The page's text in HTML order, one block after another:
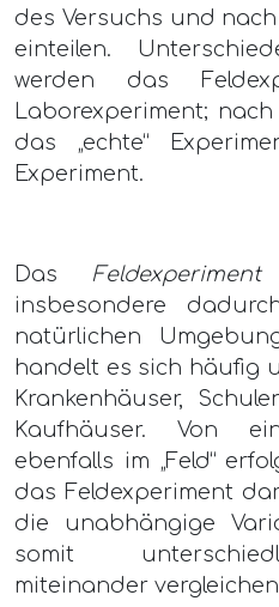
des Versuchs und
einteilen.
werden das
Laborexperiment;
das „echte“
Experiment.
Das Feldexperiment
insbesondere
natürlichen
handelt es sich häufig
Krankenhäuser,
Kaufhäuser. Von
ebenfalls im „Feld“
das Feldexperiment
die unabhängige
somit
miteinander